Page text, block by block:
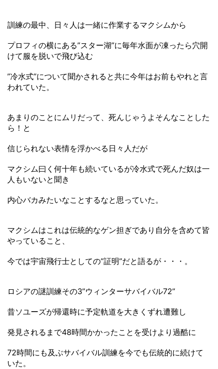
訓練の最中、日々人は一緒に作業するマクシムから
プロフィの横にある”スター湖”に毎年水面が凍ったら穴開
けて服を脱いで飛び込む
”冷水式”について聞かされると共に今年はお前もやれと言
われていた。
あまりのことにムリだって、死んじゃうよそんなことした
ら！と
信じられない表情を浮かべる日々人だが
マクシム曰く何十年も続いているが冷水式で死んだ奴は一
人もいないと聞き
内心バカみたいなことするなと思っていた。
マクシムはこれは伝統的なゲン担ぎであり自分を含めて皆
やっていること、
今では宇宙飛行士としての”証明”だと語るが・・・。
ロシアの謎訓練その3”ウィンターサバイバル72”
昔ソユーズが帰還時に予定軌道を大きくずれ遭難し
発見されるまで48時間かかったことを受けより過酷に
72時間にも及ぶサバイバル訓練を今でも伝統的に続けて
いた。